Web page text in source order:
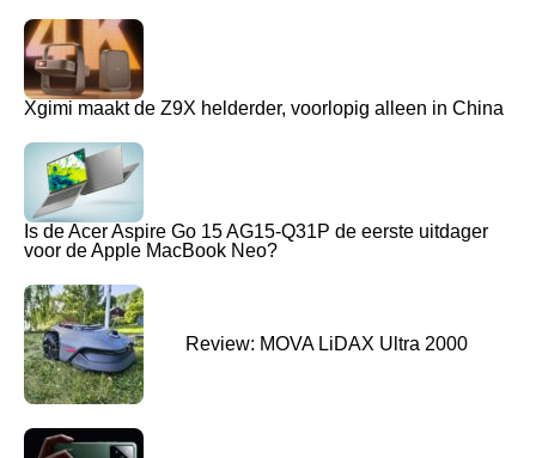
Xgimi maakt de Z9X helderder, voorlopig alleen in China
Is de Acer Aspire Go 15 AG15-Q31P de eerste uitdager
voor de Apple MacBook Neo?
Review: MOVA LiDAX Ultra 2000